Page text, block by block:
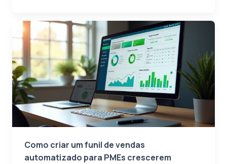
Como criar um funil de vendas
automatizado para PMEs crescerem